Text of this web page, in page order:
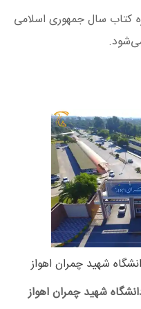
کتاب سال جمهوری اسلامی
شهید چمران اهواز
شهید چمران اهواز